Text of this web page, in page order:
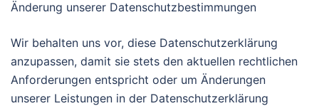
Änderung unserer Datenschutzbestimmungen
Wir behalten uns vor, diese Datenschutzerklärung
anzupassen, damit sie stets den aktuellen rechtlichen
Anforderungen entspricht oder um Änderungen
unserer Leistungen in der Datenschutzerklärung